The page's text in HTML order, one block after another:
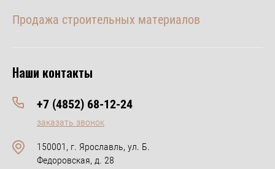
Продажа строительных материалов
Наши контакты
+7 (4852) 68-12-24
заказать звонок
150001, г. Ярославль, ул. Б.
Федоровская, д. 28